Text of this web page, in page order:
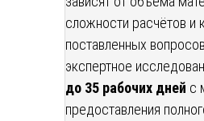
сложности расчётов и
поставленных
экспертное
до 35 рабочих дней с
предоставления